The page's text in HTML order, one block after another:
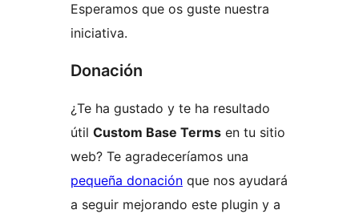
Esperamos que os guste nuestra
iniciativa.
Donación
¿Te ha gustado y te ha resultado
útil Custom Base Terms en tu sitio
web? Te agradeceríamos una
pequeña donación que nos ayudará
a seguir mejorando este plugin y a